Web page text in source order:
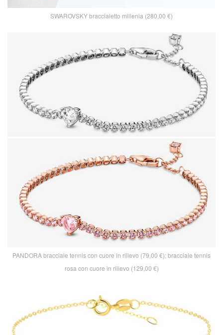
SWAROVSKY braccialetto millenia (280,00 €)
PANDORA bracciale tennis con cuore in rilievo (79,00 €); bracciale tennis
rosa con cuore in rilievo (129,00 €)